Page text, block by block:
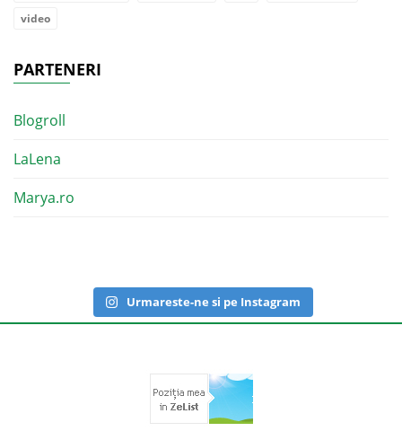
video
PARTENERI
Blogroll
LaLena
Marya.ro
Urmareste-ne si pe Instagram